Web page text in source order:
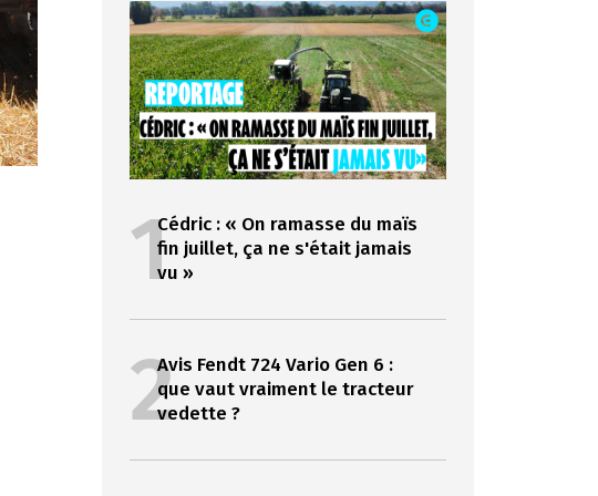
1Cédric : « On ramasse du maïs
fin juillet, ça ne s'était jamais
vu »
2Avis Fendt 724 Vario Gen 6 :
que vaut vraiment le tracteur
vedette ?